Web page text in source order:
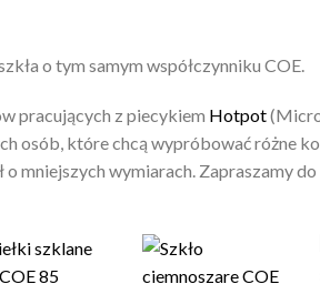
o tym samym współczynniku COE.
pracujących z piecykiem Hotpot
osób, które chcą wypróbować różne
mniejszych wymiarach. Zapraszamy do